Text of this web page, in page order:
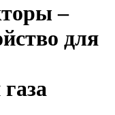
–
для